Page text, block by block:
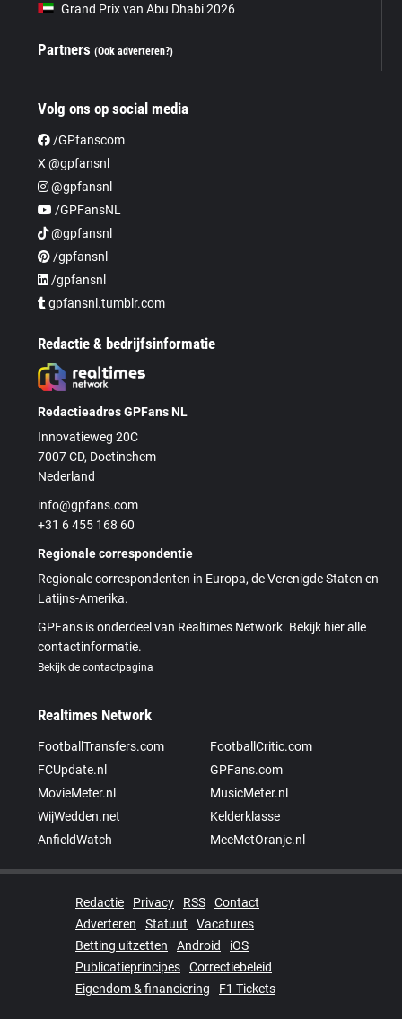
Grand Prix van Abu Dhabi 2026
Partners(Ook adverteren?)
Volg ons op social media
/GPfanscom
X @gpfansnl
@gpfansnl
/GPFansNL
@gpfansnl
/gpfansnl
/gpfansnl
gpfansnl.tumblr.com
Redactie & bedrijfsinformatie
Redactieadres GPFans NL
Innovatieweg 20C
7007 CD, Doetinchem
Nederland
info@gpfans.com
+31 6 455 168 60
Regionale correspondentie
Regionale correspondenten in Europa, de Verenigde Staten en
Latijns-Amerika.
GPFans is onderdeel van Realtimes Network. Bekijk hier alle
contactinformatie.
Bekijk de contactpagina
Realtimes Network
FootballTransfers.com
FootballCritic.com
FCUpdate.nl
GPFans.com
MovieMeter.nl
MusicMeter.nl
WijWedden.net
Kelderklasse
AnfieldWatch
MeeMetOranje.nl
Redactie Privacy RSS
Contact
Adverteren
Statuut
Vacatures
Betting uitzetten
Android
iOS
Publicatieprincipes
Correctiebeleid
Eigendom & financiering
F1 Tickets